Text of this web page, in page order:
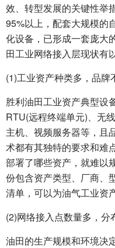
效、转型发展的关键性举
95%以上，配套大规模的
化设备，已形成一套庞大
田工业网络接入层现状有
(1)工业资产种类多，品牌
胜利油田工业资产典型设
RTU(远程终端单元)、无
主机、视频服务器等，且
术都有其独特的要求和难
部署了哪些资产，就难以
份包含资产类型、厂商、
清单，可以为油气工业资
(2)网络接入点数量多，分
油田的生产规模和环境决